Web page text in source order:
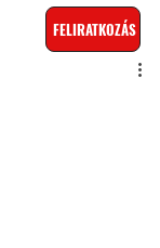
FELIRATKOZÁS